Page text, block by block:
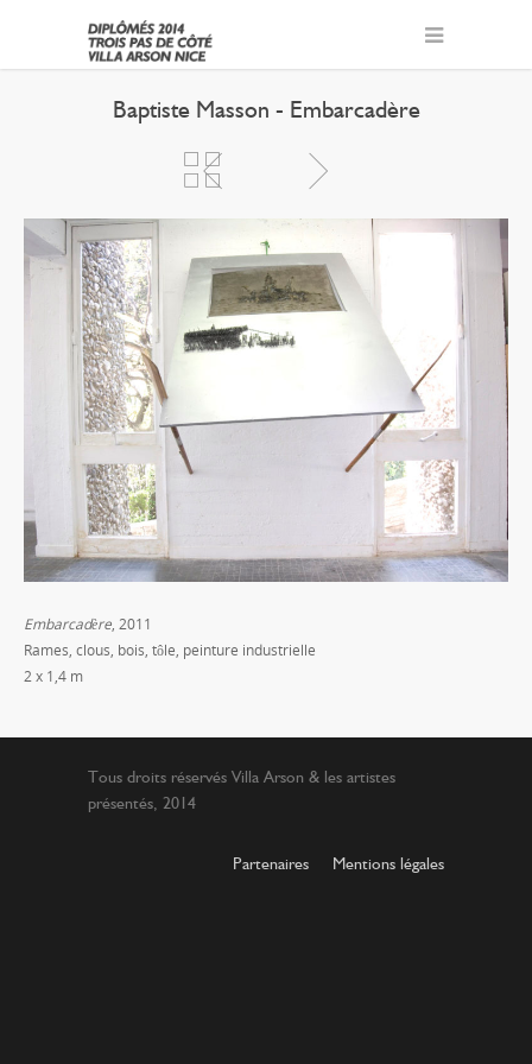
Baptiste Masson - Embarcadère
Embarcadère, 2011
Rames, clous, bois, tôle, peinture industrielle
2 x 1,4 m
Tous droits réservés Villa Arson & les artistes
présentés, 2014
Partenaires Mentions légales